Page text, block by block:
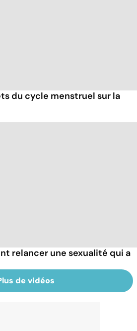
du cycle menstruel sur la
relancer une sexualité qui a
de vidéos